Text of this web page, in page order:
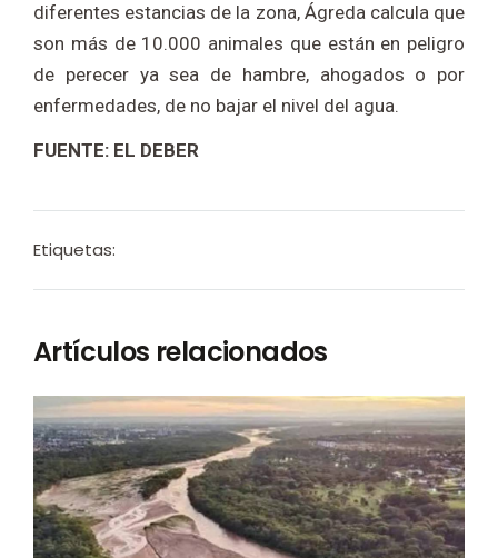
diferentes estancias de la zona, Ágreda calcula que
son más de 10.000 animales que están en peligro
de perecer ya sea de hambre, ahogados o por
enfermedades, de no bajar el nivel del agua.
FUENTE: EL DEBER
Etiquetas:
Artículos relacionados